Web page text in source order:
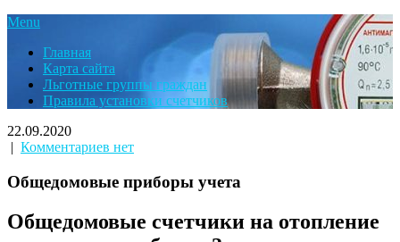
Menu
Главная
Карта сайта
Льготные группы граждан
Правила установки счетчиков
22.09.2020
| Комментариев нет
Общедомовые приборы учета
Общедомовые счетчики на отопление